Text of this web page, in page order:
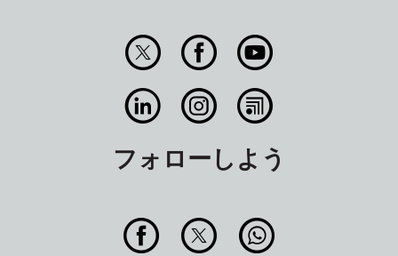
フォローしよう